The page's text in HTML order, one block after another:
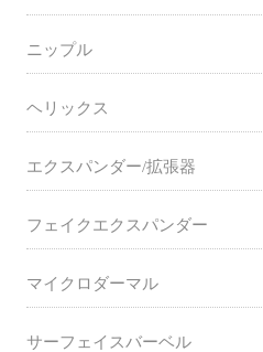
ニップル
ヘリックス
エクスパンダー/拡張器
フェイクエクスパンダー
マイクロダーマル
サーフェイスバーベル